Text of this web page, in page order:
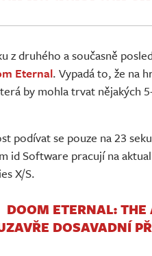
z druhého a současně
Eternal. Vypadá to, že na
by mohla trvat nějakých
podívat se pouze na 23
id Software pracují na
X/S.
DOOM ETERNAL: THE
DOSAVADNÍ